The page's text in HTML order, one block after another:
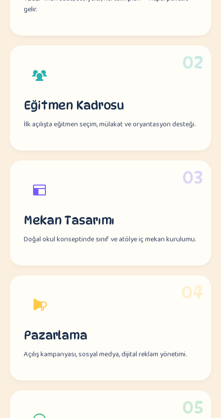
gelir.
02
Eğitmen Kadrosu
İlk açılışta eğitmen seçim, mülakat ve oryantasyon desteği.
03
Mekan Tasarımı
Doğal okul konseptinde sınıf ve atölye iç mekan kurulumu.
04
Pazarlama
Açılış kampanyası, sosyal medya, dijital reklam yönetimi.
05